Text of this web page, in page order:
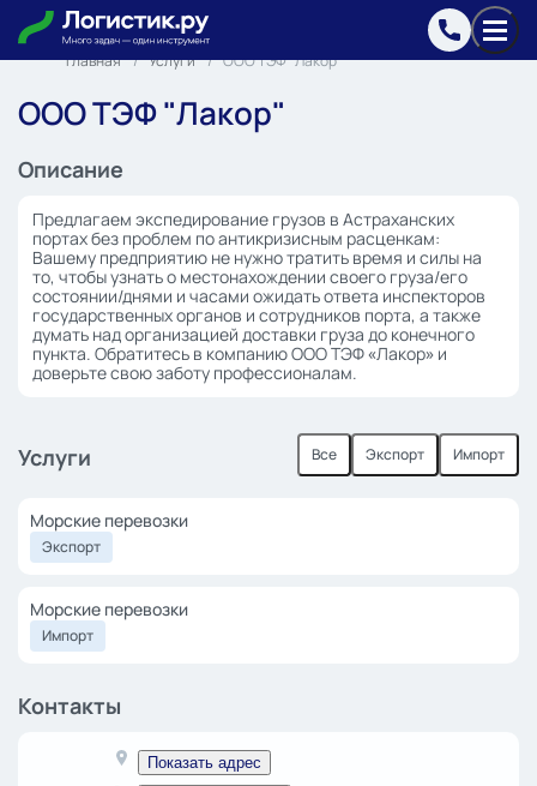
Главная Услуги ООО ТЭФ "Лакор"
ООО ТЭФ "Лакор"
Описание
Предлагаем экспедирование грузов в Астраханских
портах без проблем по антикризисным расценкам:
Вашему предприятию не нужно тратить время и силы на
то, чтобы узнать о местонахождении своего груза/его
состоянии/днями и часами ожидать ответа инспекторов
государственных органов и сотрудников порта, а также
думать над организацией доставки груза до конечного
пункта. Обратитесь в компанию ООО ТЭФ «Лакор» и
доверьте свою заботу профессионалам.
Услуги Все Экспорт Импорт
Морские перевозки
Экспорт
Морские перевозки
Импорт
Контакты
Показать адрес